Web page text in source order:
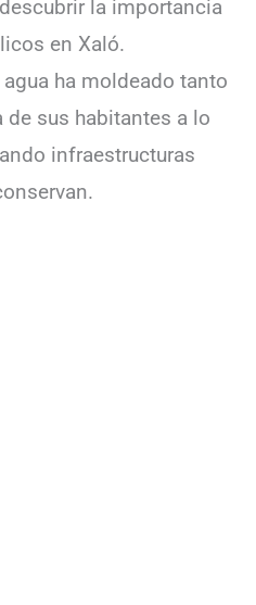
la importancia
en Xaló.
ha moldeado tanto
sus habitantes a lo
infraestructuras